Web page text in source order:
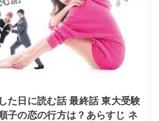
た日に読む話 最終話 東大受験
子の恋の行方は？あらすじ ネ